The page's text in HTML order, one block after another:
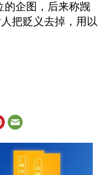
的企图，后来称觊
把贬义去掉，用以